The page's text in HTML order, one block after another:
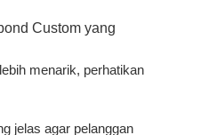
Custom yang
menarik, perhatikan
jelas agar pelanggan